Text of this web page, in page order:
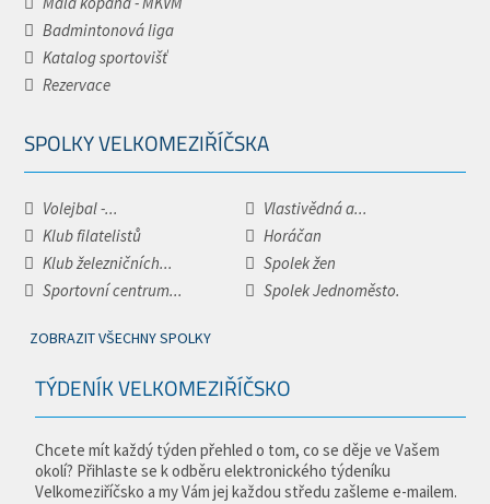
Badmintonová liga
Katalog sportovišť
Rezervace
SPOLKY VELKOMEZIŘÍČSKA
Volejbal -...
Vlastivědná a...
Klub filatelistů
Horáčan
Klub železničních...
Spolek žen
Sportovní centrum...
Spolek Jednoměsto.
ZOBRAZIT VŠECHNY SPOLKY
TÝDENÍK VELKOMEZIŘÍČSKO
Chcete mít každý týden přehled o tom, co se děje ve Vašem
okolí? Přihlaste se k odběru elektronického týdeníku
Velkomeziříčsko a my Vám jej každou středu zašleme e-mailem.